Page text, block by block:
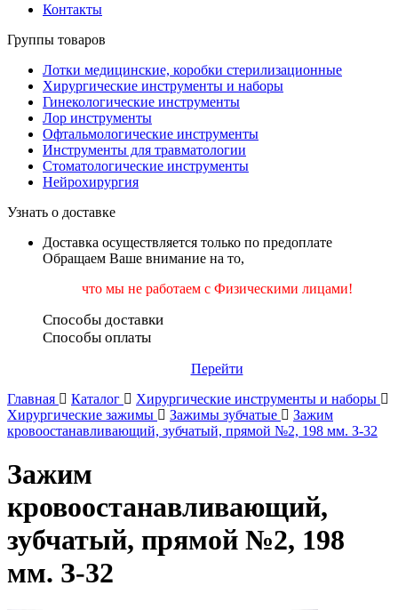
Контакты
Группы товаров
Лотки медицинские, коробки стерилизационные
Хирургические инструменты и наборы
Гинекологические инструменты
Лор инструменты
Офтальмологические инструменты
Инструменты для травматологии
Стоматологические инструменты
Нейрохирургия
Узнать о доставке
Доставка осуществляется только по предоплате
Обращаем Ваше внимание на то,
что мы не работаем с Физическими лицами!
Способы доставки
Способы оплаты
Перейти
Главная
Каталог
Хирургические инструменты и наборы
Хирургические зажимы
Зажимы зубчатые
Зажим
кровоостанавливающий, зубчатый, прямой №2, 198 мм. З-32
Зажим
кровоостанавливающий,
зубчатый, прямой №2, 198
мм. З-32